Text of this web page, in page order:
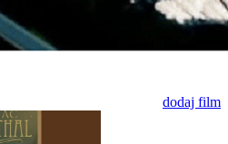
dodaj film